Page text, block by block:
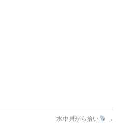
水中貝がら拾い →